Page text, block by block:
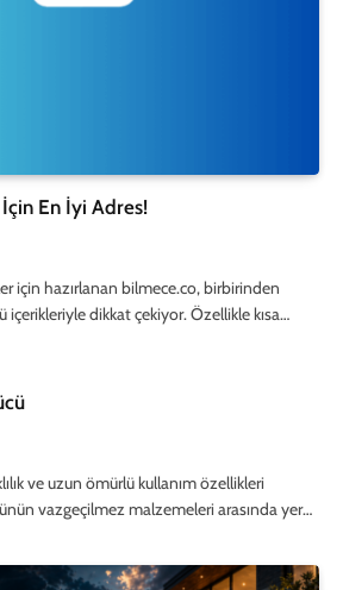
İçin En İyi Adres!
için hazırlanan bilmece.co, birbirinden
içerikleriyle dikkat çekiyor. Özellikle kısa…
ve uzun ömürlü kullanım özellikleri
vazgeçilmez malzemeleri arasında yer…